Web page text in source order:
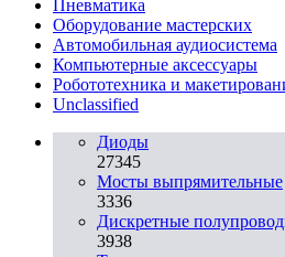
Пневматика
Оборудование мастерских
Автомобильная аудиосистема
Компьютерные аксессуары
Робототехника и
Unclassified
Диоды
27345
Мосты выпрямительные
3336
Дискретные
3938